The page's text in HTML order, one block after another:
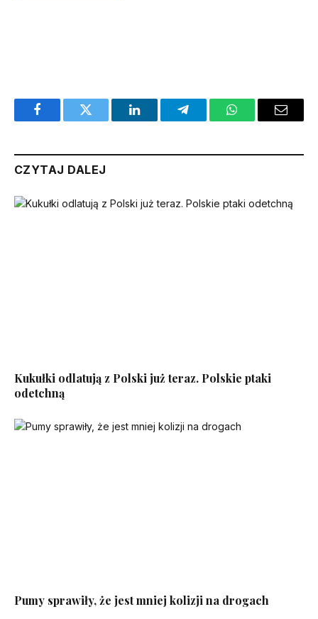
FacebookTwitter LinkedInTelegramWhatsAppEmail
CZYTAJ DALEJ
Kukułki odlatują z Polski już teraz. Polskie ptaki
odetchną
Pumy sprawiły, że jest mniej kolizji na drogach